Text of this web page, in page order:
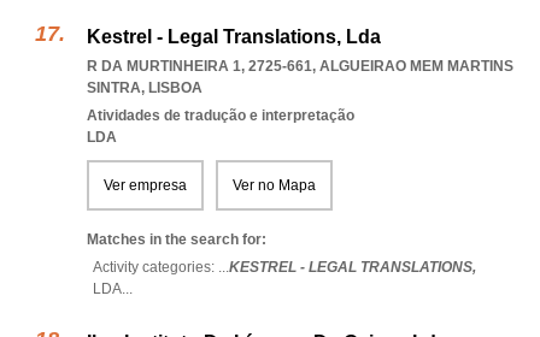
Kestrel - Legal Translations, Lda
R DA MURTINHEIRA 1, 2725-661, ALGUEIRAO MEM MARTINS
SINTRA, LISBOA
Atividades de tradução e interpretação
LDA
Ver empresa Ver no Mapa
Matches in the search for:
Activity categories: ...KESTREL - LEGAL TRANSLATIONS,
LDA...